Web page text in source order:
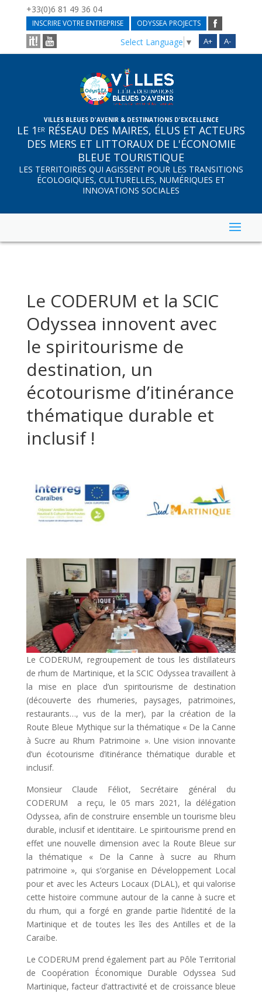
+33(0)6 81 49 36 04
INSCRIRE VOTRE ENTREPRISE ODYSSEA PROJECTS
A+ A-
Select Language ▼
VILLES BLEUES D'AVENIR & DESTINATIONS D'EXCELLENCE
LE 1 ER RÉSEAU DES MAIRES, ÉLUS ET ACTEURS
DES MERS ET LITTORAUX DE L'ÉCONOMIE
BLEUE TOURISTIQUE
LES TERRITOIRES QUI AGISSENT POUR LES TRANSITIONS
ÉCOLOGIQUES, CULTURELLES, NUMÉRIQUES ET
INNOVATIONS SOCIALES
Le CODERUM et la SCIC
Odyssea innovent avec
le spiritourisme de
destination, un
écotourisme d’itinérance
thématique durable et
inclusif !
Le CODERUM, regroupement de tous les distillateurs
de rhum de Martinique, et la SCIC Odyssea travaillent à
la mise en place d’un spiritourisme de destination
(découverte des rhumeries, paysages, patrimoines,
restaurants…, vus de la mer), par la création de la
Route Bleue Mythique sur la thématique « De la Canne
à Sucre au Rhum Patrimoine ». Une vision innovante
d’un écotourisme d’itinérance thématique durable et
inclusif.
Monsieur Claude Féliot, Secrétaire général du
CODERUM a reçu, le 05 mars 2021, la délégation
Odyssea, afin de construire ensemble un tourisme bleu
durable, inclusif et identitaire. Le spiritourisme prend en
effet une nouvelle dimension avec la Route Bleue sur
la thématique « De la Canne à sucre au Rhum
patrimoine », qui s’organise en Développement Local
pour et avec les Acteurs Locaux (DLAL), et qui valorise
cette histoire commune autour de la canne à sucre et
du rhum, qui a forgé en grande partie l’identité de la
Martinique et de toutes les îles des Antilles et de la
Caraïbe.
Le CODERUM prend également part au Pôle Territorial
de Coopération Économique Durable Odyssea Sud
Martinique, facteur d’attractivité et de croissance bleue